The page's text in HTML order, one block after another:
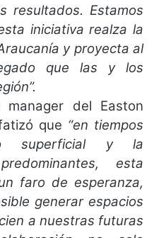
resultados. Estamos
iniciativa realza la
y proyecta al
que las y los
manager del Easton
que “en tiempos
superficial y la
esta
faro de esperanza,
generar espacios
a nuestras futuras